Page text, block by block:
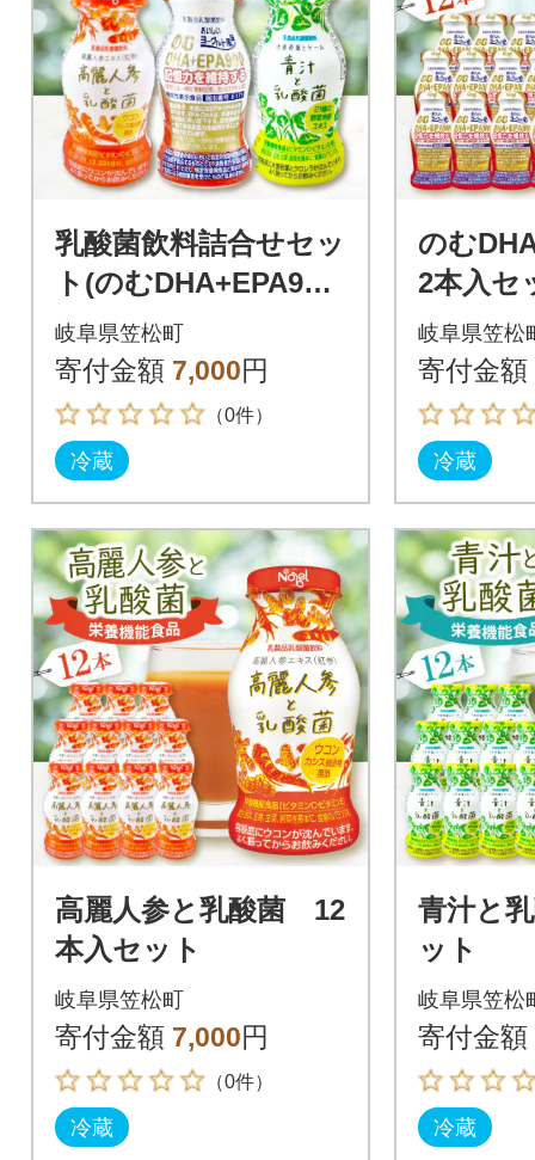
乳酸菌飲料詰合せセッ
ト(のむDHA+EPA900
_4本・高麗人参と乳酸
菌_4本・青汁と乳酸菌
_4本)
岐阜県笠松町
寄付金額 7,000円
（0件）
冷蔵
のむ
2本入セ
岐阜県笠松
寄付金額
冷蔵
高麗人参と乳酸菌 12
本入セット
岐阜県笠松町
寄付金額 7,000円
（0件）
冷蔵
青汁と
ット
岐阜県笠松
寄付金額
冷蔵